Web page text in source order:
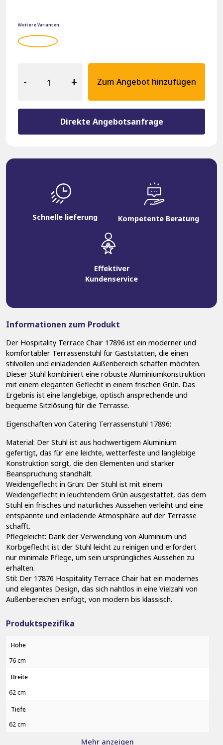
Weitere Varianten:
-
Terrassenstuehl
17896
Grün
+ Zum Angebot hinzufügen
Direkte Angebotsanfrage
Schnelle lieferung Kompetente Beratung
Effektiver
Kundenservice
Informationen zum Produkt
Der Hospitality Terrace Chair 17896 ist ein moderner und
komfortabler Terrassenstuhl für Gaststätten, die einen
stilvollen und einladenden Außenbereich schaffen möchten.
Dieser Stuhl kombiniert eine robuste Aluminiumkonstruktion
mit einem eleganten Geflecht in einem frischen Grün. Das
Ergebnis ist eine langlebige, optisch ansprechende und
bequeme Sitzlösung für die Terrasse.
Eigenschaften von Catering Terrassenstuhl 17896:
Material: Der Stuhl ist aus hochwertigem Aluminium
gefertigt, das für eine leichte, wetterfeste und langlebige
Konstruktion sorgt, die den Elementen und starker
Beanspruchung standhält.
Weidengeflecht in Grün: Der Stuhl ist mit einem
Weidengeflecht in leuchtendem Grün ausgestattet, das dem
Stuhl ein frisches und natürliches Aussehen verleiht und eine
entspannte und einladende Atmosphäre auf der Terrasse
schafft.
Pflegeleicht: Dank der Verwendung von Aluminium und
Korbgeflecht ist der Stuhl leicht zu reinigen und erfordert
nur minimale Pflege, um sein ursprüngliches Aussehen zu
erhalten.
Stil: Der 17876 Hospitality Terrace Chair hat ein modernes
und elegantes Design, das sich nahtlos in eine Vielzahl von
Außenbereichen einfügt, von modern bis klassisch.
Produktspezifika
Höhe
76 cm
Breite
62 cm
Tiefe
62 cm
Mehr anzeigen